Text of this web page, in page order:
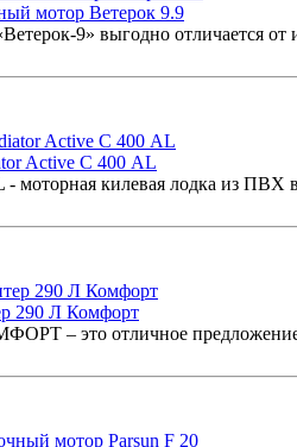
мотор Ветерок 9.9
9» выгодно отличается
Active С 400 AL
- моторная килевая лодка из ПВХ
290 Л Комфорт
– это отличное